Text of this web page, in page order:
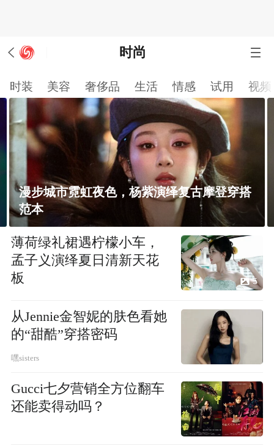
时尚
时装 美容 奢侈品 生活 情感 试用 视频
古摩登穿搭
黑长直配烟熏妆熟女气质拉满，
迪你见过吗？
薄荷绿礼裙遇柠檬小车，
孟子义演绎夏日清新天花
板
5
从Jennie金智妮的肤色看她
的“甜酷”穿搭密码
嘿sisters
Gucci七夕营销全方位翻车
还能卖得动吗？